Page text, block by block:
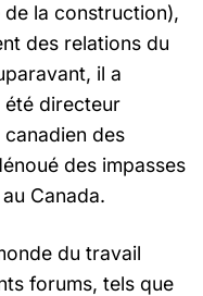
de la construction),
des relations du
il a
été directeur
des
des impasses
Canada.
du travail
forums, tels que